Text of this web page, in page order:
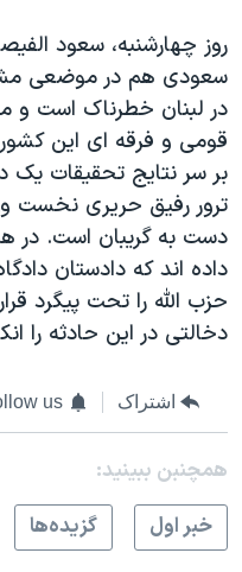
اسرائیل در جنگ
نرگس محمدی برنده جایزه
همایش محافظه‌کاران
صفحه‌های ویژه
سفر پرزیدنت ترامپ به چین
روز چهارشنبه، سعود
سعودی هم در موضعی
در لبنان خطرناک است و
قومی و فرقه ای این
بر سر نتایج تحقیقات یک
ترور رفیق حریری نخست
دست به گریبان است. در
داده اند که دادستان
حزب الله را تحت پیگرد
دخالتی در این حادثه را
اشتراک us
همچنبن ببینید:
خبر اول
گزيده‌ها